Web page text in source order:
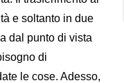
e soltanto in due
dal punto di vista
di
le cose. Adesso,